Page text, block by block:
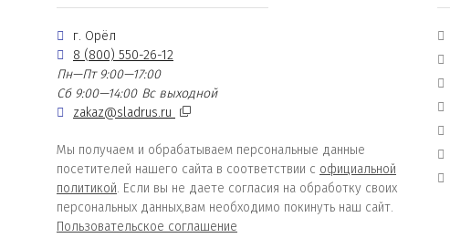
г. Орёл
8 (800) 550-26-12
Пн—Пт 9:00—17:00
Сб 9:00—14:00 Вс выходной
zakaz@sladrus.ru
Мы получаем и обрабатываем персональные данные
посетителей нашего сайта в соответствии с официальной
политикой. Если вы не даете согласия на обработку своих
персональных данных,вам необходимо покинуть наш сайт.
Пользовательское соглашение